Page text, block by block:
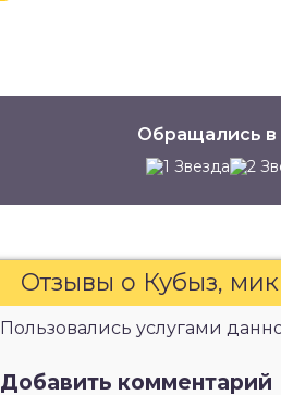
Обращались в
Отзывы о Кубыз,
Пользовались услугами
Добавить комментарий